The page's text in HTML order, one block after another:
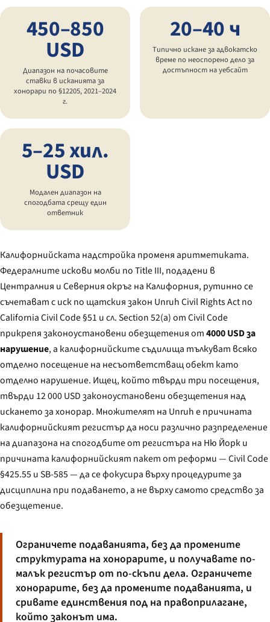
450–850
USD
Диапазон на почасовите
ставки в исканията за
хонорари по §12205, 2021–2024
г.
20–40 ч
Типично искане за адвокатско
време по неоспорено дело за
достъпност на уебсайт
5–25 хил.
USD
Модален диапазон на
спогодбата срещу един
ответник
Калифорнийската надстройка променя аритметиката.
Федералните искови молби по Title III, подадени в
Централния и Северния окръг на Калифорния, рутинно се
съчетават с иск по щатския закон Unruh Civil Rights Act по
California Civil Code §51 и сл. Section 52(a) от Civil Code
прикрепя законоустановени обезщетения от4000 USD за
нарушение, а калифорнийските съдилища тълкуват всяко
отделно посещение на несъответстващ обект като
отделно нарушение. Ищец, който твърди три посещения,
твърди 12 000 USD законоустановени обезщетения над
искането за хонорар. Множителят на Unruh е причината
калифорнийският регистър да носи различно разпределение
на диапазона на спогодбите от регистъра на Ню Йорк и
причината калифорнийският пакет от реформи — Civil Code
§425.55 и SB-585 — да се фокусира върху процедурите за
дисциплина при подаването, а не върху самото средство за
обезщетение.
Ограничете подаванията, без да промените
структурата на хонорарите, и получавате по-
малък регистър от по-скъпи дела. Ограничете
хонорарите, без да промените подаванията, и
сривате единствения под на правоприлагане,
който законът има.